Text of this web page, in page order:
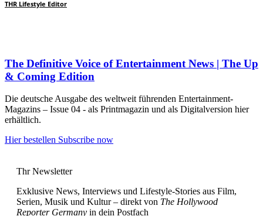
THR Lifestyle Editor
The Definitive Voice of Entertainment News | The Up
& Coming Edition
Die deutsche Ausgabe des weltweit führenden Entertainment-
Magazins – Issue 04 - als Printmagazin und als Digitalversion hier
erhältlich.
Hier bestellen Subscribe now
Thr Newsletter
Exklusive News, Interviews und Lifestyle-Stories aus Film,
Serien, Musik und Kultur – direkt von The Hollywood
Reporter Germany in dein Postfach